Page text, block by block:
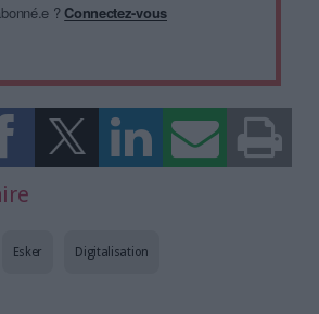
?Connectez-vous
Digitalisation
Esker